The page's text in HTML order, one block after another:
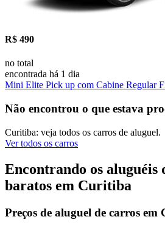
R$ 490
no total
encontrada há 1 dia
Mini Elite Pick up com Cabine Regular
Não encontrou o que estava
Curitiba: veja todos os carros de aluguel.
Ver todos os carros
Encontrando os aluguéis
baratos em Curitiba
Preços de aluguel de carros em